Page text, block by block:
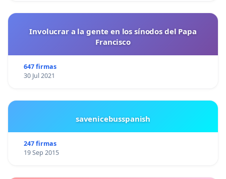
Involucrar a la gente en los sínodos del Papa
Francisco
647 firmas
30 Jul 2021
savenicebusspanish
247 firmas
19 Sep 2015